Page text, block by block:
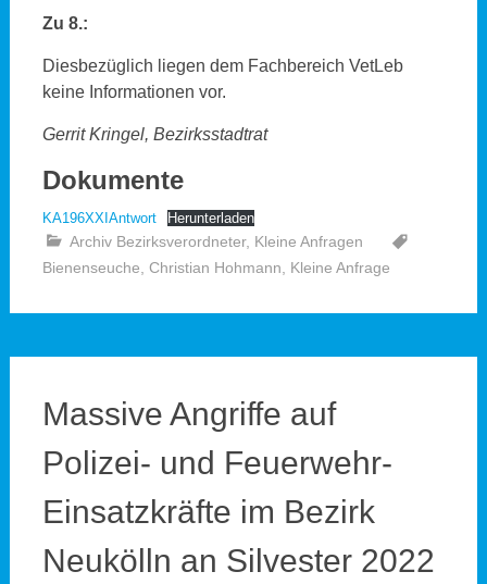
Zu 8.:
Diesbezüglich liegen dem Fachbereich VetLeb
keine Informationen vor.
Gerrit Kringel, Bezirksstadtrat
Dokumente
KA196XXIAntwort Herunterladen
Archiv Bezirksverordneter, Kleine Anfragen
Bienenseuche Christian Hohmann Kleine Anfrage
Massive Angriffe auf
Polizei- und Feuerwehr-
Einsatzkräfte im Bezirk
Neukölln an Silvester 2022